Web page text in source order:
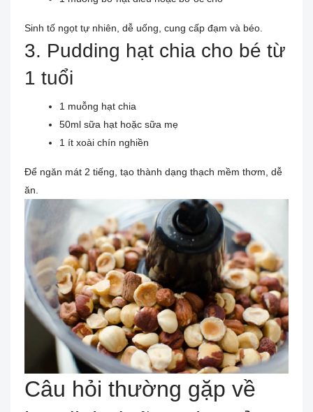
Sinh tố ngọt tự nhiên, dễ uống, cung cấp đạm và béo.
3. Pudding hạt chia cho bé từ
1 tuổi
1 muỗng hạt chia
50ml sữa hạt hoặc sữa mẹ
1 ít xoài chín nghiền
Để ngăn mát 2 tiếng, tạo thành dạng thạch mềm thơm, dễ
ăn.
Câu hỏi thường gặp về